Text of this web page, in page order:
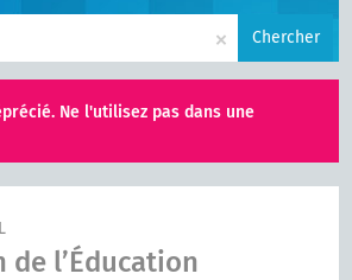
× Chercher
Ne l'utilisez pas dans une
de l’Éducation